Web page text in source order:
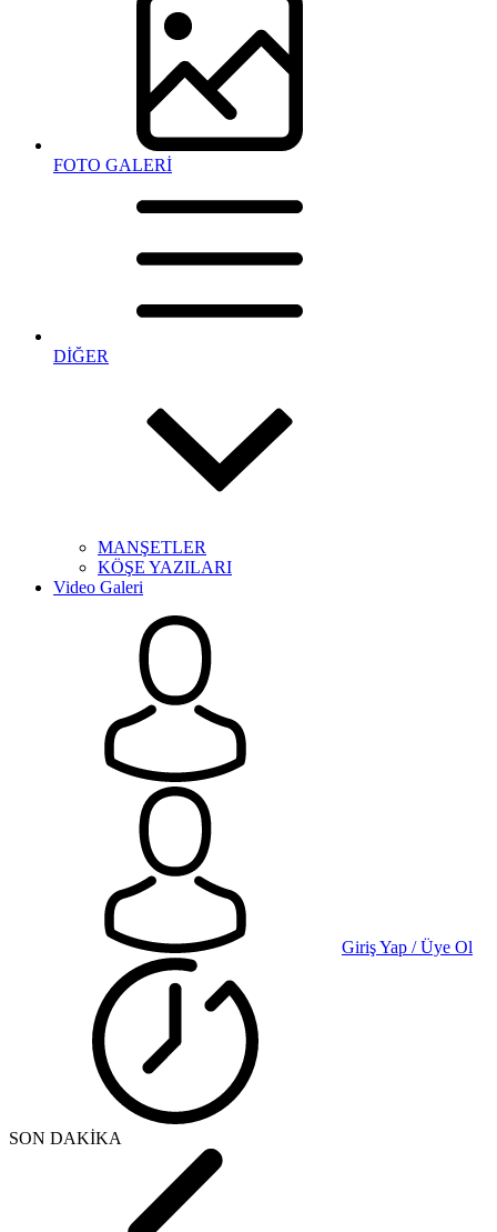
FOTO GALERİ
DİĞER
MANŞETLER
KÖŞE YAZILARI
Video Galeri
Giriş Yap / Üye Ol
SON DAKİKA